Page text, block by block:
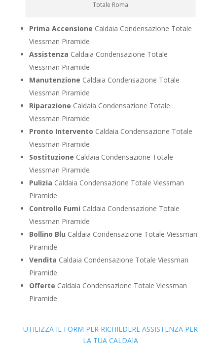
Totale Roma
Prima Accensione Caldaia Condensazione Totale
Viessman Piramide
Assistenza Caldaia Condensazione Totale
Viessman Piramide
Manutenzione Caldaia Condensazione Totale
Viessman Piramide
Riparazione Caldaia Condensazione Totale
Viessman Piramide
Pronto Intervento Caldaia Condensazione Totale
Viessman Piramide
Sostituzione Caldaia Condensazione Totale
Viessman Piramide
Pulizia Caldaia Condensazione Totale Viessman
Piramide
Controllo Fumi Caldaia Condensazione Totale
Viessman Piramide
Bollino Blu Caldaia Condensazione Totale Viessman
Piramide
Vendita Caldaia Condensazione Totale Viessman
Piramide
Offerte Caldaia Condensazione Totale Viessman
Piramide
UTILIZZA IL FORM PER RICHIEDERE ASSISTENZA PER
LA TUA CALDAIA